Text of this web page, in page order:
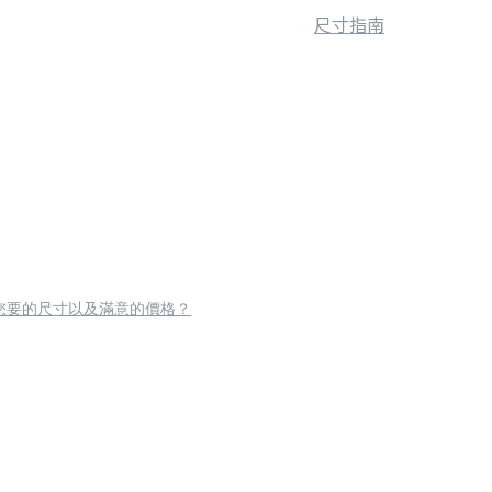
尺寸指南
要的尺寸以及滿意的價格？